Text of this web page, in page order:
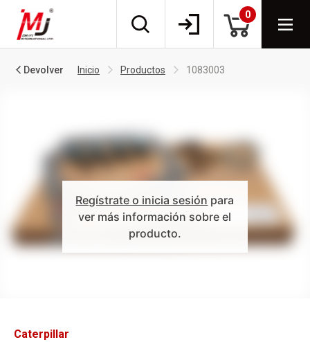
0
Devolver Inicio Productos 1083003
Regístrate o inicia sesión para
ver más información sobre el
producto.
Caterpillar